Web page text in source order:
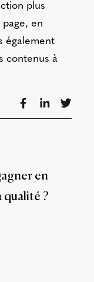
plus
page, en
également
contenus à
en
qualité ?